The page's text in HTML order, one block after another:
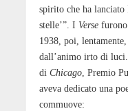
spirito che ha
stelle’”. I Versefurono
1938, poi,
dall’animo irto di
di Chicago, Premio
aveva dedicato una
commuove: